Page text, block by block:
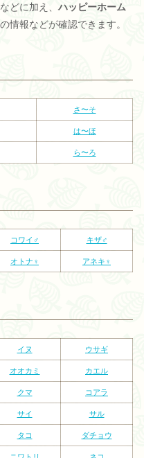
どに加え、 ハッピーホーム
の情報などが確認できます。
さ〜そ
は〜ほ
ら〜ろ
コワイ♂ キザ♂
オトナ♀ アネキ♀
イヌ ウサギ
オオカミ カエル
クマ コアラ
サイ サル
タコ ダチョウ
ニワトリ ネコ